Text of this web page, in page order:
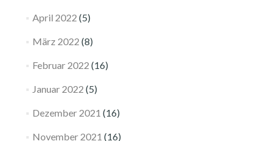
April 2022 (5)
März 2022 (8)
Februar 2022 (16)
Januar 2022 (5)
Dezember 2021 (16)
November 2021 (16)